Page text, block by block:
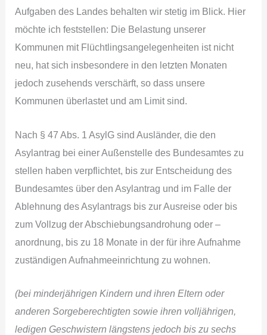
Aufgaben des Landes behalten wir stetig im Blick. Hier
möchte ich feststellen: Die Belastung unserer
Kommunen mit Flüchtlingsangelegenheiten ist nicht
neu, hat sich insbesondere in den letzten Monaten
jedoch zusehends verschärft, so dass unsere
Kommunen überlastet und am Limit sind.
Nach § 47 Abs. 1 AsylG sind Ausländer, die den
Asylantrag bei einer Außenstelle des Bundesamtes zu
stellen haben verpflichtet, bis zur Entscheidung des
Bundesamtes über den Asylantrag und im Falle der
Ablehnung des Asylantrags bis zur Ausreise oder bis
zum Vollzug der Abschiebungsandrohung oder –
anordnung, bis zu 18 Monate in der für ihre Aufnahme
zuständigen Aufnahmeeinrichtung zu wohnen.
(bei minderjährigen Kindern und ihren Eltern oder
anderen Sorgeberechtigten sowie ihren volljährigen,
ledigen Geschwistern längstens jedoch bis zu sechs